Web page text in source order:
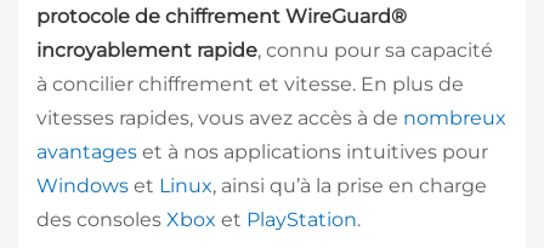
protocole de chiffrement WireGuard®
incroyablement rapide, connu pour sa capacité
à concilier chiffrement et vitesse. En plus de
vitesses rapides, vous avez accès à de nombreux
avantages et à nos applications intuitives pour
Windows et Linux, ainsi qu’à la prise en charge
des consoles Xbox et PlayStation.